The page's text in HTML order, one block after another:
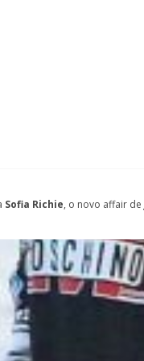
Sofia Richie, o novo affair de